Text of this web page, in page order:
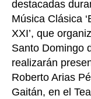
destacadas
Música Clásica
XXI’, que
Santo Domingo
realizarán
Roberto Arias
Gaitán, en el